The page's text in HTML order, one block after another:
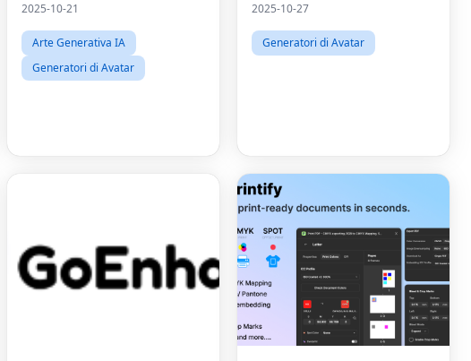
2025-10-21
Arte Generativa IA
Generatori di Avatar
2025-10-27
Generatori di Avatar